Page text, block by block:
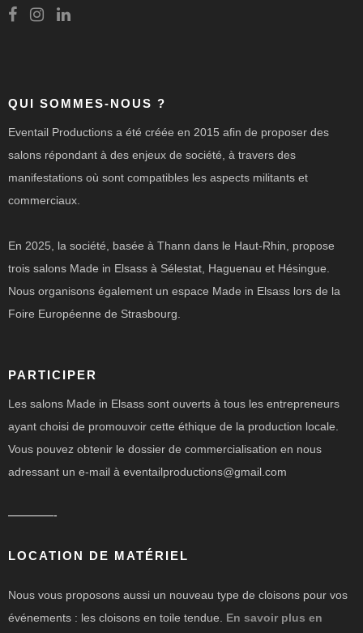
QUI SOMMES-NOUS ?
Eventail Productions a été créée en 2015 afin de proposer des
salons répondant à des enjeux de société, à travers des
manifestations où sont compatibles les aspects militants et
commerciaux.
En 2025, la société, basée à Thann dans le Haut-Rhin, propose
trois salons Made in Elsass à Sélestat, Haguenau et Hésingue.
Nous organisons également un espace Made in Elsass lors de la
Foire Européenne de Strasbourg.
PARTICIPER
Les salons Made in Elsass sont ouverts à tous les entrepreneurs
ayant choisi de promouvoir cette éthique de la production locale.
Vous pouvez obtenir le dossier de commercialisation en nous
adressant un e-mail à eventailproductions@gmail.com
————-
LOCATION DE MATÉRIEL
Nous vous proposons aussi un nouveau type de cloisons pour vos
événements : les cloisons en toile tendue. En savoir plus en